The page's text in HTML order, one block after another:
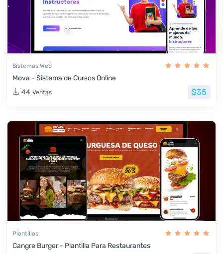
Sistemas Web
Mova - Sistema de Cursos Online
44 Ventas $35
Plantillas
Cangre Burger - Plantilla Para Restaurantes